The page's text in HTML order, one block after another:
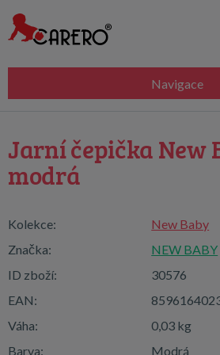
Navigace
Jarní čepička New
modrá
Kolekce:
New Baby
Značka:
NEW BABY
ID zboží:
30576
EAN:
Váha:
0,03 kg
Barva:
Modrá